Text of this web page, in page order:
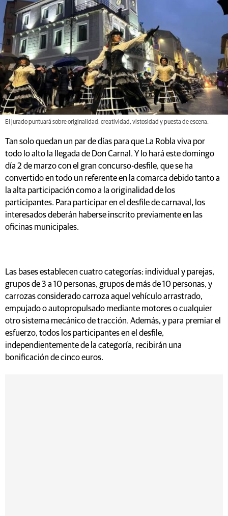
El jurado puntuará sobre originalidad, creatividad, vistosidad y puesta de escena.
Tan solo quedan un par de días para que La Robla viva por
todo lo alto la llegada de Don Carnal. Y lo hará este domingo
día 2 de marzo con el gran concurso-desfile, que se ha
convertido en todo un referente en la comarca debido tanto a
la alta participación como a la originalidad de los
participantes. Para participar en el desfile de carnaval, los
interesados deberán haberse inscrito previamente en las
oficinas municipales.
Las bases establecen cuatro categorías: individual y parejas,
grupos de 3 a 10 personas, grupos de más de 10 personas, y
carrozas considerado carroza aquel vehículo arrastrado,
empujado o autopropulsado mediante motores o cualquier
otro sistema mecánico de tracción. Además, y para premiar el
esfuerzo, todos los participantes en el desfile,
independientemente de la categoría, recibirán una
bonificación de cinco euros.